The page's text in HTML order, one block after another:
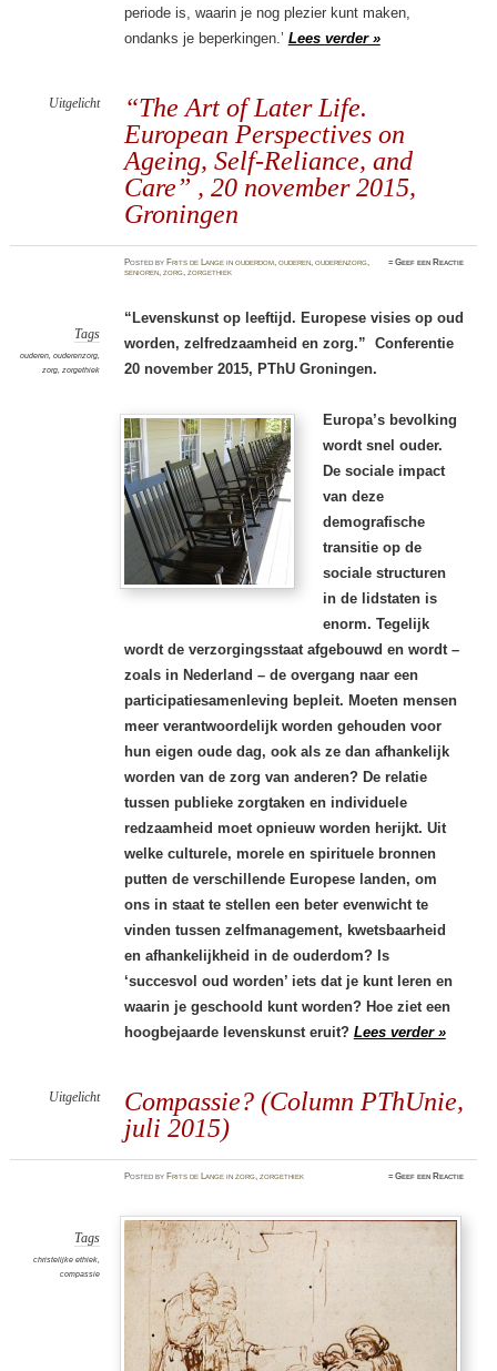
periode is, waarin je nog plezier kunt maken,
ondanks je beperkingen.’ Lees verder »
“The Art of Later Life.
European Perspectives on
Ageing, Self-Reliance, and
Care” , 20 november 2015,
Groningen
Uitgelicht
Postedby Frits de Lange inouderdom ,ouderen ,ouderenzorg
senioren ,zorg ,zorgethiek
≈Geef een Reactie
Tags
ouderen, ouderenzorg,
zorg, zorgethiek
“Levenskunst op leeftijd. Europese visies op oud
worden, zelfredzaamheid en zorg.” Conferentie
20 november 2015, PThU Groningen.
Europa’s bevolking
wordt snel ouder.
De sociale impact
van deze
demografische
transitie op de
sociale structuren
in de lidstaten is
enorm. Tegelijk
wordt de verzorgingsstaat afgebouwd en wordt –
zoals in Nederland – de overgang naar een
participatiesamenleving bepleit. Moeten mensen
meer verantwoordelijk worden gehouden voor
hun eigen oude dag, ook als ze dan afhankelijk
worden van de zorg van anderen? De relatie
tussen publieke zorgtaken en individuele
redzaamheid moet opnieuw worden herijkt. Uit
welke culturele, morele en spirituele bronnen
putten de verschillende Europese landen, om
ons in staat te stellen een beter evenwicht te
vinden tussen zelfmanagement, kwetsbaarheid
en afhankelijkheid in de ouderdom? Is
‘succesvol oud worden’ iets dat je kunt leren en
waarin je geschoold kunt worden? Hoe ziet een
hoogbejaarde levenskunst eruit? Lees verder »
Compassie? (Column PThUnie,
juli 2015)
Uitgelicht
Postedby Frits de Lange inzorg ,zorgethiek ≈Geef een Reactie
Tags
christelijke ethiek,
compassie